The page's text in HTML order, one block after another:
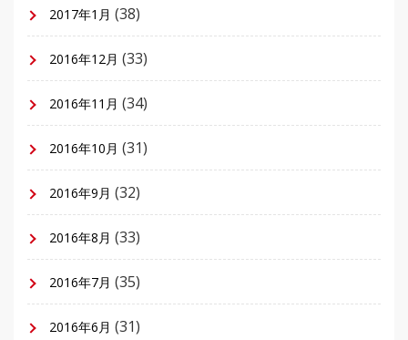
2017年1月 (38)
2016年12月 (33)
2016年11月 (34)
2016年10月 (31)
2016年9月 (32)
2016年8月 (33)
2016年7月 (35)
2016年6月 (31)